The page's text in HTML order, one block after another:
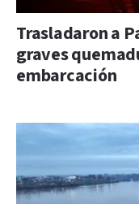
Trasladaron a
graves
embarcación